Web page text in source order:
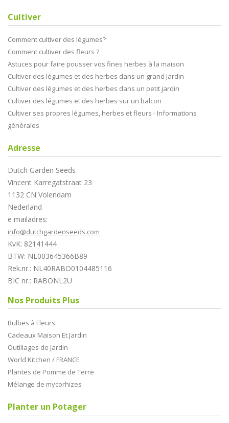
Cultiver
Comment cultiver des légumes?
Comment cultiver des fleurs ?
Astuces pour faire pousser vos fines herbes à la maison
Cultiver des légumes et des herbes dans un grand Jardin
Cultiver des légumes et des herbes dans un petit jardin
Cultiver des légumes et des herbes sur un balcon
Cultiver ses propres légumes, herbes et fleurs - Informations
générales
Adresse
Dutch Garden Seeds
Vincent Karregatstraat 23
1132 CN Volendam
Nederland
e mailadres:
info@dutchgardenseeds.com
KvK: 82141444
BTW: NL003645366B89
Rek.nr.: NL40RABO0104485116
BIC nr.: RABONL2U
Nos Produits Plus
Bulbes à Fleurs
Cadeaux Maison Et Jardin
Outillages de Jardin
World Kitchen / FRANCE
Plantes de Pomme de Terre
Mélange de mycorhizes
Planter un Potager